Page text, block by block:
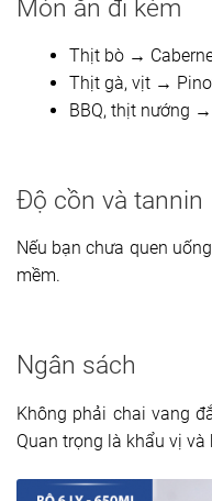
Món ăn đi kèm
Thịt bò →
Thịt gà, vịt →
BBQ, thịt nướng
Độ cồn và tannin
Nếu bạn chưa quen
mềm.
Ngân sách
Không phải chai vang
Quan trọng là khẩu vị và